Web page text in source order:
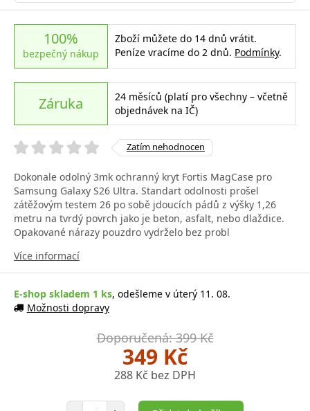
100%
bezpečný nákup
Zboží můžete do 14 dnů vrátit.
Peníze vracíme do 2 dnů. Podmínky.
Záruka
24 měsíců (platí pro všechny – včetně
objednávek na IČ)
Zatím nehodnocen
Dokonale odolný 3mk ochranný kryt Fortis MagCase pro
Samsung Galaxy S26 Ultra. Standart odolnosti prošel
zátěžovým testem 26 po sobě jdoucích pádů z výšky 1,26
metru na tvrdý povrch jako je beton, asfalt, nebo dlaždice.
Opakované nárazy pouzdro vydrželo bez probl
Více informací
E-shop skladem 1 ks, odešleme v úterý 11. 08.
Možnosti dopravy
Doporučená: 399 Kč
349 Kč
288 Kč bez DPH
Počet položek